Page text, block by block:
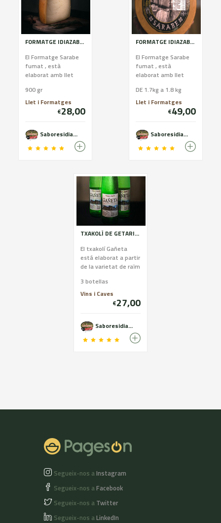
FORMATGE IDIAZABAL SARABE FUMAT D.P.O ( Arzai Gazta)
El Formatge Sarabe
fumat , està
elaborat amb llet
entre 4 i 6 mesos i
fumat amb llenya de
900 gr
Llet i Formatges
€28,00
Saboresidiazabal
FORMATGE IDIAZABAL SARABE FUMAT D.P.O ( Arzai Gazta)
El Formatge Sarabe
fumat , està
elaborat amb llet
entre 4 i 6 mesos i
fumat amb llenya de
DE 1.7kg a 1.8 kg
Llet i Formatges
€49,00
Saboresidiazabal
TXAKOLÍ DE GETARIA (GAÑETA)
El txakolí Gañeta
está elaborat a partir
de la varietat de raïm
el txakolí és elaborat
a partir...
3 botellas
Vins i Caves
€27,00
Saboresidiazabal
Segueix-nos aInstagram
Segueix-nos aFacebook
Segueix-nos a Twitter
Segueix-nos aLinkedIn